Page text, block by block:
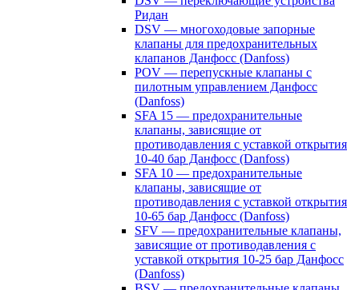
Ридан
DSV — многоходовые запорные
клапаны для предохранительных
клапанов Данфосс (Danfoss)
POV — перепускные клапаны с
пилотным управлением Данфосс
(Danfoss)
SFA 15 — предохранительные
клапаны, зависящие от
противодавления с уставкой открытия
10-40 бар Данфосс (Danfoss)
SFA 10 — предохранительные
клапаны, зависящие от
противодавления с уставкой открытия
10-65 бар Данфосс (Danfoss)
SFV — предохранительные клапаны,
зависящие от противодавления с
уставкой открытия 10-25 бар Данфосс
(Danfoss)